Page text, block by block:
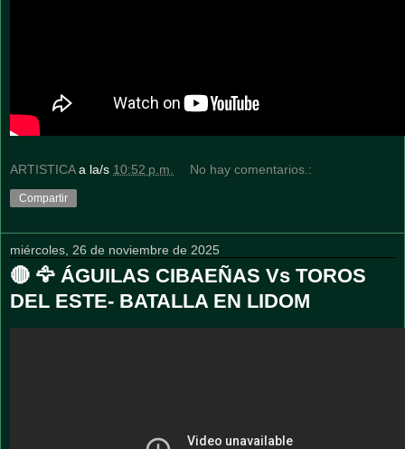
ARTISTICA a la/s 10:52 p.m. No hay comentarios.:
Compartir
miércoles, 26 de noviembre de 2025
🔴 🦅 ÁGUILAS CIBAEÑAS Vs TOROS
DEL ESTE- BATALLA EN LIDOM